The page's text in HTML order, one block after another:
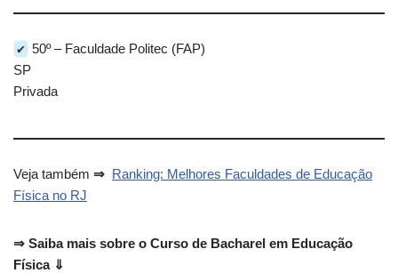
✔ 50º – Faculdade Politec (FAP)
SP
Privada
Veja também ⇒ Ranking: Melhores Faculdades de Educação
Física no RJ
⇒ Saiba mais sobre o Curso de Bacharel em Educação
Física ⇓